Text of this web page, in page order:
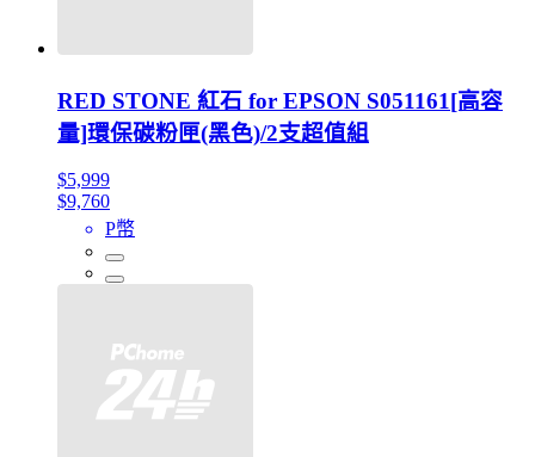
RED STONE 紅石 for EPSON S051161[高容
量]環保碳粉匣(黑色)/2支超值組
$5,999
$9,760
P幣